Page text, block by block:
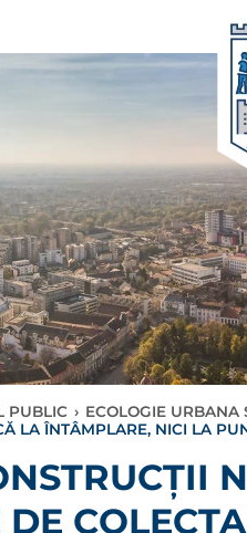
PUBLIC › ECOLOGIE URBANA
LA ÎNTÂMPLARE, NICI LA